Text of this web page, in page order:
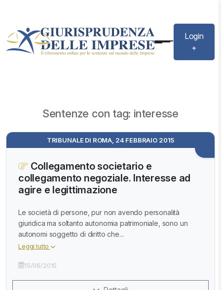
Login
+
Sentenze con tag: interesse
TRIBUNALE DI ROMA, 24 FEBBRAIO 2015
Collegamento societario e
collegamento negoziale. Interesse ad
agire e legittimazione
Le società di persone, pur non avendo personalità
giuridica ma soltanto autonomia patrimoniale, sono un
autonomi soggetto di diritto che...
Leggi tutto
15/06/2015